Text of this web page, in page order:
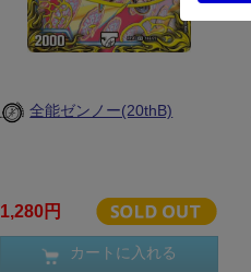
全能ゼンノー(20thB)
1,280円
カートに入れる